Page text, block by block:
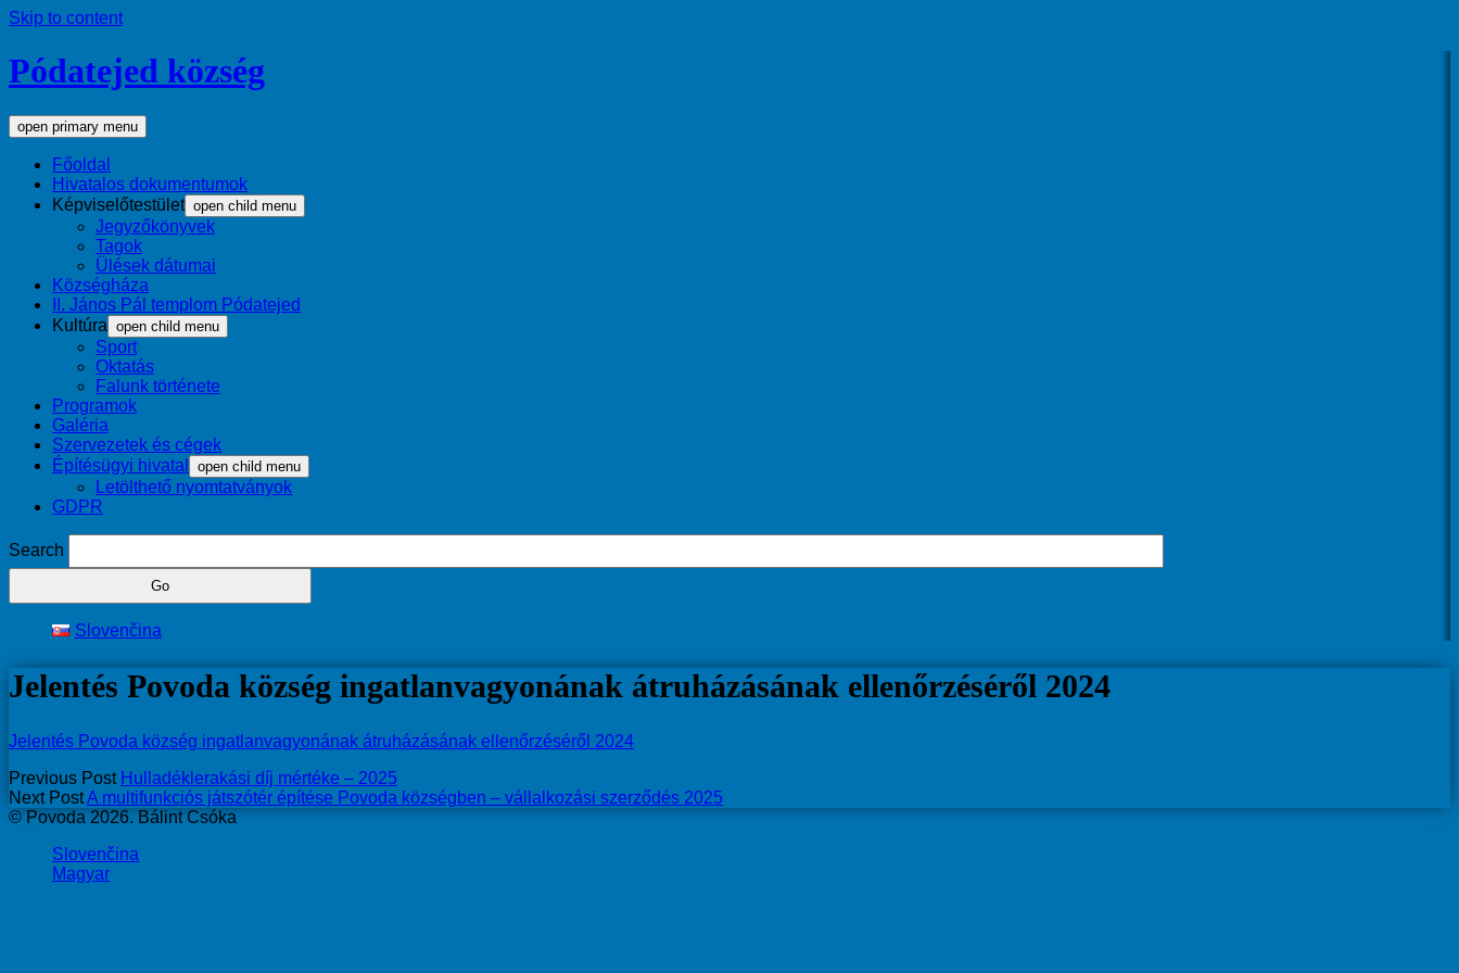
Skip to content
Pódatejed község
open primary menu
Főoldal
Hivatalos dokumentumok
Képviselőtestület open child menu
Jegyzőkönyvek
Tagok
Ülések dátumai
Községháza
II. János Pál templom Pódatejed
Kultúra open child menu
Sport
Oktatás
Falunk története
Programok
Galéria
Szervezetek és cégek
Építésügyi hivatal
open child menu
Letölthető nyomtatványok
GDPR
Search
Slovenčina
Jelentés Povoda község ingatlanvagyonának átruházásának ellenőrzéséről 2024
Jelentés Povoda község ingatlanvagyonának átruházásának ellenőrzéséről 2024
Previous Post Hulladéklerakási díj mértéke – 2025
Next PostA multifunkciós játszótér építése Povoda községben – vállalkozási szerződés 2025
© Povoda 2026. Bálint Csóka
Slovenčina
Magyar